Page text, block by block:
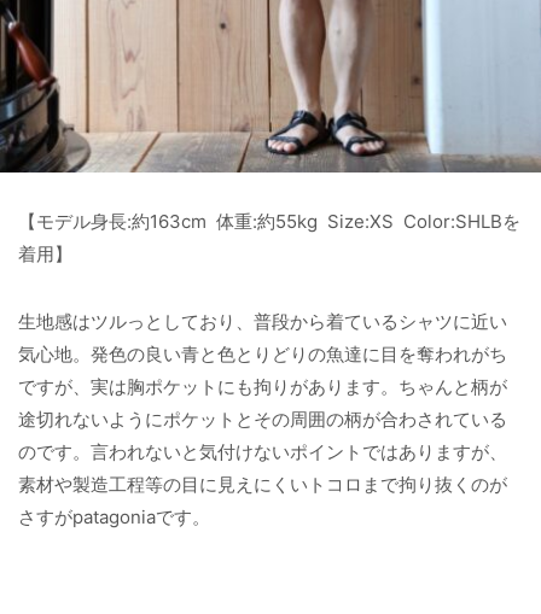
【モデル身長:約163cm 体重:約55kg Size:XS Color:SHLBを
着用】
生地感はツルっとしており、普段から着ているシャツに近い
気心地。発色の良い青と色とりどりの魚達に目を奪われがち
ですが、実は胸ポケットにも拘りがあります。ちゃんと柄が
途切れないようにポケットとその周囲の柄が合わされている
のです。言われないと気付けないポイントではありますが、
素材や製造工程等の目に見えにくいトコロまで拘り抜くのが
さすがpatagoniaです。